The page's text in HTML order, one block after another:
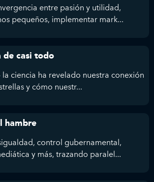
entre pasión y utilidad,
pequeños, implementar mark...
de casi todo
ciencia ha revelado nuestra conexión
y cómo nuestr...
hambre
control gubernamental,
y más, trazando paralel...